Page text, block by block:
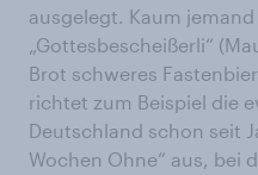
ausgelegt. Kaum
„Gottesbescheißerli“
Brot schweres
richtet zum Beispiel die
Deutschland schon seit
Wochen Ohne“ aus, bei